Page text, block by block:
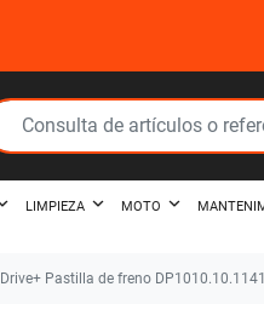
LIMPIEZA MOTO
Drive+ Pastilla de freno DP1010.10.1141